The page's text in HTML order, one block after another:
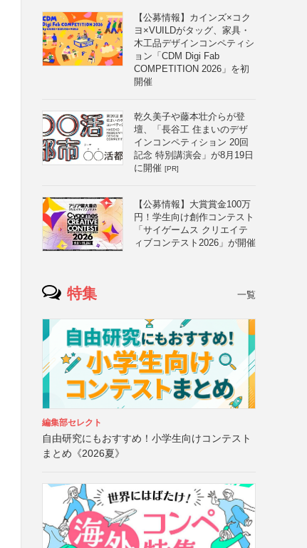
【公募情報】カインズ×コク
ヨ×VUILDがタッグ、家具・
木工品デザインコンペティシ
ョン「CDM Digi Fab
COMPETITION 2026」を初
開催
乾久美子や藤本壮介らが登
壇、「長谷工 住まいのデザ
インコンペティション 20回
記念 特別講演会」が8月19日
に開催 [PR]
【公募情報】大賞賞金100万
円！学生向け創作コンテスト
「サイゲームス クリエイテ
ィブコンテスト2026」が開催
特集 一覧
編集部セレクト
自由研究にもおすすめ！小学生向けコンテスト
まとめ《2026夏》